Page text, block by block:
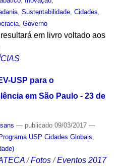
, Sustentabilidade, Cidades,
, Governo
em livro voltado aos
USP para o
em São Paulo - 23 de
— publicado09/03/2017 —
Programa USP Cidades Globais
/Fotos /Eventos 2017